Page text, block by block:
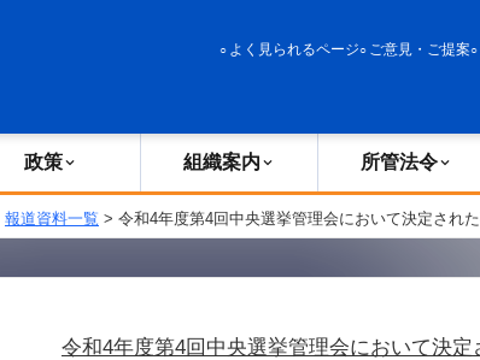
よく見られるページ ご意見・ご提案
政策 組織案内 所管法令
報道資料一覧 > 令和4年度第4回中央選挙管理会において決定され
令和4年度第4回中央選挙管理会において決定